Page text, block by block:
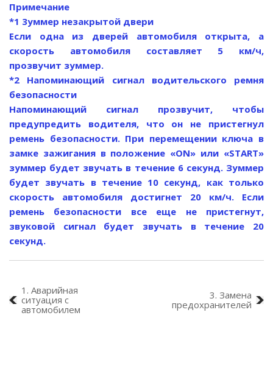
Примечание
*1 3уммер незакрытой двери
Если одна из дверей автомобиля открыта, а
скорость автомобиля составляет 5 км/ч,
прозвучит зуммер.
*2 Напоминающий сигнал водительского ремня
безопасности
Напоминающий сигнал прозвучит, чтобы
предупредить водителя, что он не пристегнул
ремень безопасности. При перемещении ключа в
замке зажигания в положение «ON» или «START»
зуммер будет звучать в течение 6 секунд. Зуммер
будет звучать в течение 10 секунд, как только
скорость автомобиля достигнет 20 км/ч. Если
ремень безопасности все еще не пристегнут,
звуковой сигнал будет звучать в течение 20
секунд.
1. Аварийная
ситуация с
автомобилем
3. Замена
предохранителей